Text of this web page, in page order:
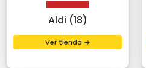
Aldi (18)
Ver tienda →